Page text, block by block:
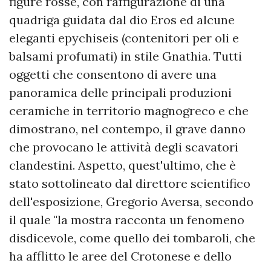
quadriga guidata dal dio Eros ed alcune
eleganti epychiseis (contenitori per oli e
balsami profumati) in stile Gnathia. Tutti
oggetti che consentono di avere una
panoramica delle principali produzioni
ceramiche in territorio magnogreco e che
dimostrano, nel contempo, il grave danno
che provocano le attività degli scavatori
clandestini. Aspetto, quest'ultimo, che è
stato sottolineato dal direttore scientifico
dell'esposizione, Gregorio Aversa, secondo
il quale "la mostra racconta un fenomeno
disdicevole, come quello dei tombaroli, che
ha afflitto le aree del Crotonese e dello